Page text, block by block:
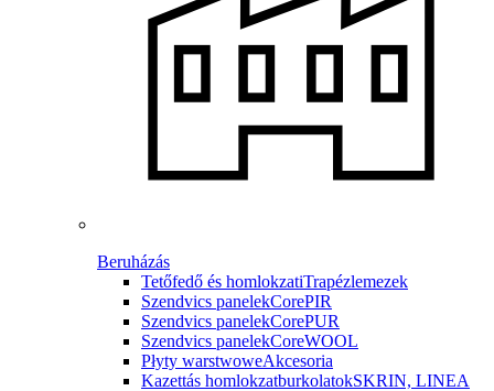
Beruházás
Tetőfedő és homlokzatiTrapézlemezek
Szendvics panelekCorePIR
Szendvics panelekCorePUR
Szendvics panelekCoreWOOL
Płyty warstwoweAkcesoria
Kazettás homlokzatburkolatokSKRIN, LINEA